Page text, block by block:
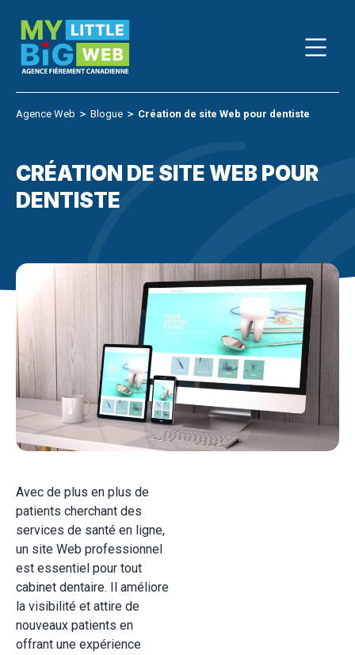
content
Agence Web ＞ Blogue ＞ Création de site Web pour dentiste
CRÉATION DE SITE WEB POUR
DENTISTE
Avec de plus en plus de
patients cherchant des
services de santé en ligne,
un site Web professionnel
est essentiel pour tout
cabinet dentaire. Il améliore
la visibilité et attire de
nouveaux patients en
offrant une expérience